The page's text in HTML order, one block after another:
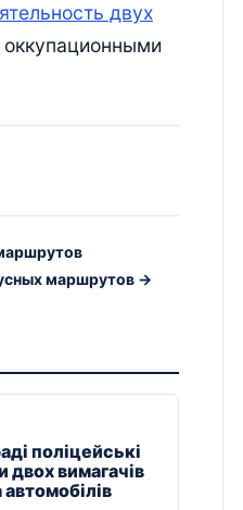
двух
маршрутов →
поліцейські
двох вимагачів